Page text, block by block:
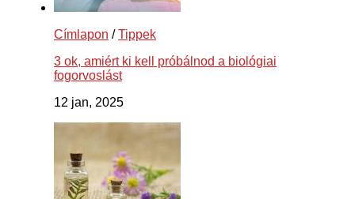
Címlapon /Tippek
3 ok, amiért ki kell próbálnod a biológiai
fogorvoslást
12 jan, 2025